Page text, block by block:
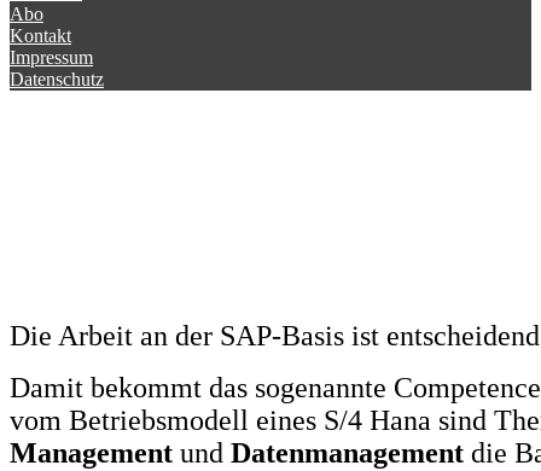
Abo
Kontakt
Impressum
Datenschutz
Die Arbeit an der SAP-Basis ist
Damit bekommt das sogenannte
vom Betriebsmodell eines S/4 Hana sind
Management und Datenmanagement die